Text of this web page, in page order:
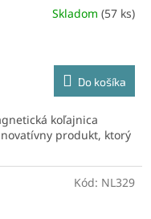
Skladom(57 ks)
Do košíka
koľajnica
produkt, ktorý
Kód: NL329